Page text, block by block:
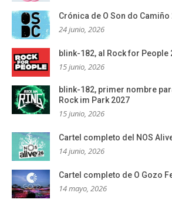
Crónica de O Son do Camiño
24 junio, 2026
blink-182, al Rock for People
15 junio, 2026
blink-182, primer nombre
Rock im Park 2027
15 junio, 2026
Cartel completo del NOS
14 junio, 2026
Cartel completo de O Gozo
14 mayo, 2026